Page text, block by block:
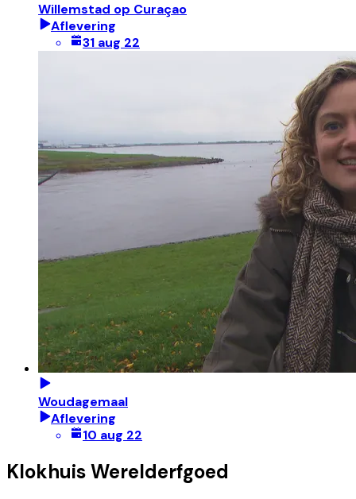
Willemstad op Curaçao
Aflevering
31 aug 22
Woudagemaal
Aflevering
10 aug 22
Klokhuis Werelderfgoed